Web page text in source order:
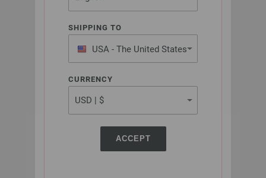
SHIPPING TO
USA - The United States
of America
CURRENCY
ACCEPT
INSTRUCCIONES EN
FRANCÉS
Marzo 2025